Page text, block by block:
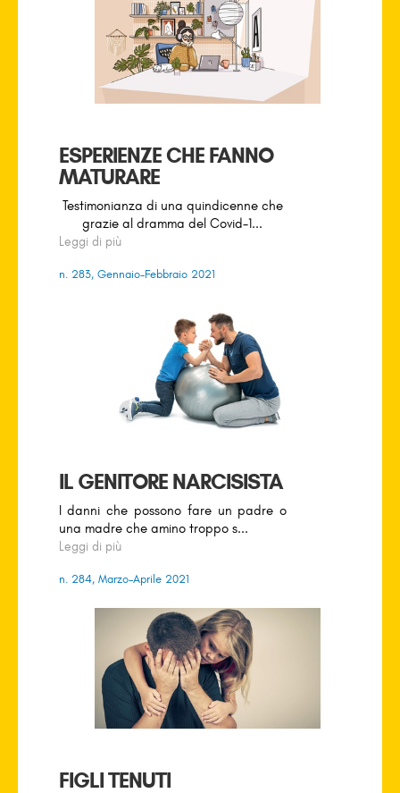
ESPERIENZE CHE FANNO
MATURARE
Testimonianza di una quindicenne che
grazie al dramma del Covid-1...
Leggi di più
n. 283, Gennaio-Febbraio 2021
IL GENITORE NARCISISTA
I danni che possono fare un padre o
una madre che amino troppo s...
Leggi di più
n. 284, Marzo-Aprile 2021
FIGLI TENUTI